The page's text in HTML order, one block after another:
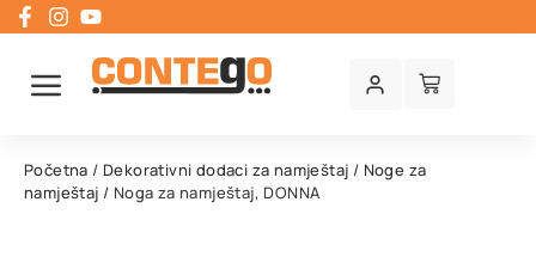
Početna / Dekorativni dodaci za namještaj / Noge za
namještaj / Noga za namještaj, DONNA